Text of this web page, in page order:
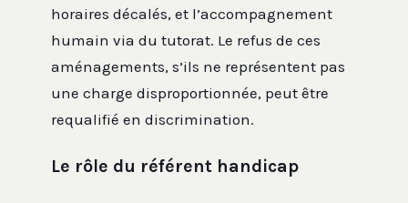
horaires décalés, et l’accompagnement
humain via du tutorat. Le refus de ces
aménagements, s’ils ne représentent pas
une charge disproportionnée, peut être
requalifié en discrimination.
Le rôle du référent handicap